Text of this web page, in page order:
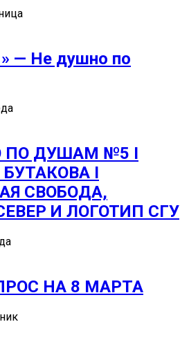
— Не душно по
ПО ДУШАМ №5 I
I
СВОБОДА,
И ЛОГОТИП СГУ
НА 8 МАРТА